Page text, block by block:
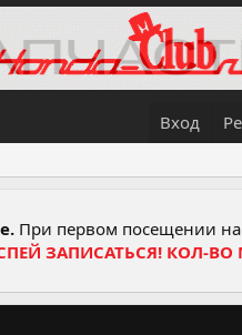
Вход
При первом посещении
ЗАПИСАТЬСЯ! КОЛ-ВО